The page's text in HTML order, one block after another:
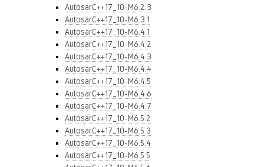
AutosarC++17_10-M6.2.3
AutosarC++17_10-M6.3.1
AutosarC++17_10-M6.4.1
AutosarC++17_10-M6.4.2
AutosarC++17_10-M6.4.3
AutosarC++17_10-M6.4.4
AutosarC++17_10-M6.4.5
AutosarC++17_10-M6.4.6
AutosarC++17_10-M6.4.7
AutosarC++17_10-M6.5.2
AutosarC++17_10-M6.5.3
AutosarC++17_10-M6.5.4
AutosarC++17_10-M6.5.5